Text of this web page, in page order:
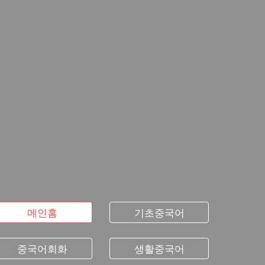
메인홈
중국어회화
기초중국어
생활중국어